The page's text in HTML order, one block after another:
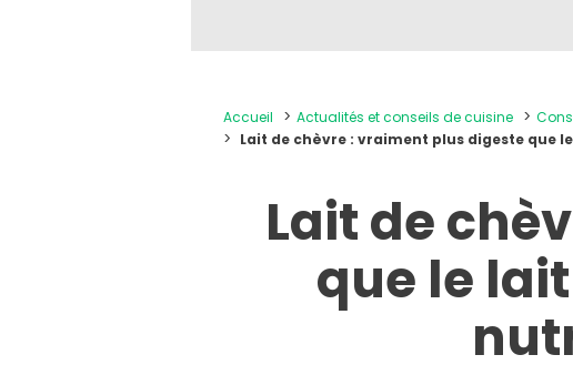
Accueil Actualités et conseils de cuisine
Lait de chèvre : vraiment plus digeste que
Lait de
que le